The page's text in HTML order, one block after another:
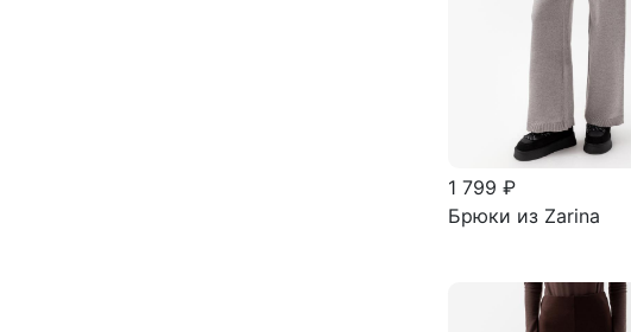
1 799 ₽
Брюки из Zarina